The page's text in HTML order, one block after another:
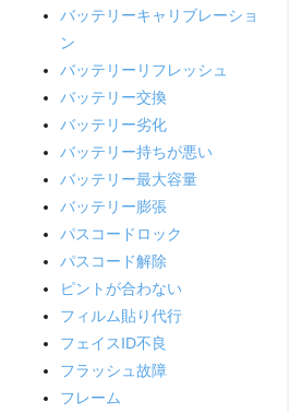
バッテリーキャリブレーショ
ン
バッテリーリフレッシュ
バッテリー交換
バッテリー劣化
バッテリー持ちが悪い
バッテリー最大容量
バッテリー膨張
パスコードロック
パスコード解除
ピントが合わない
フィルム貼り代行
フェイスID不良
フラッシュ故障
フレーム